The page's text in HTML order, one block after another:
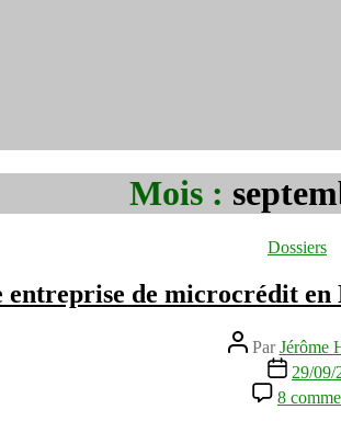
Mois :
Dossiers
de microcrédit
Auteur
de
l’article
ParJérôme
Date
de
l’article
29/09/
8